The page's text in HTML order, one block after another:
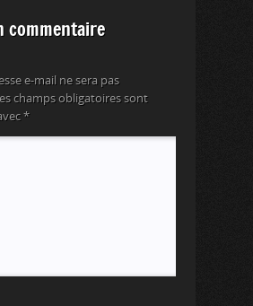
commentaire
e-mail ne sera pas
Les champs obligatoires sont
*